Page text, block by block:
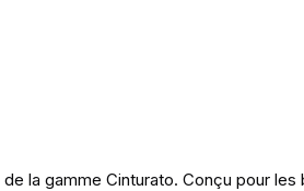
la gamme Cinturato. Conçu pour les